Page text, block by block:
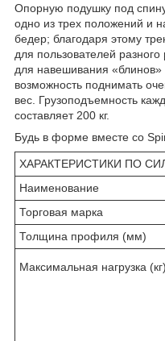
Опорную подушку под
одно из трех положений и
бедер; благодаря этому
для пользователей
для навешивания
возможность поднимать
вес. Грузоподъемность
составляет 200 кг.
Будь в форме вместе со
ХАРАКТЕРИСТИКИ ПО
Наименование
Торговая марка
Толщина профиля (мм)
Максимальная нагрузка (кг)